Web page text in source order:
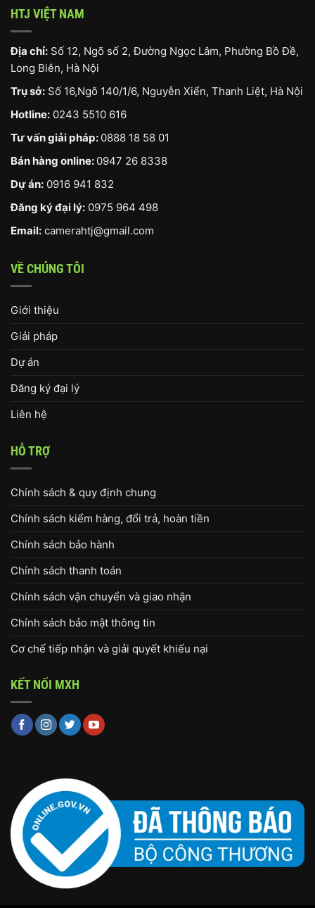
HTJ VIỆT NAM
Địa chỉ: Số 12, Ngõ số 2, Đường Ngọc Lâm, Phường Bồ Đề,
Long Biên, Hà Nội
Trụ sở: Số 16,Ngõ 140/1/6, Nguyễn Xiển, Thanh Liệt, Hà Nội
Hotline: 0243 5510 616
Tư vấn giải pháp: 0888 18 58 01
Bán hàng online: 0947 26 8338
Dự án: 0916 941 832
Đăng ký đại lý: 0975 964 498
Email: camerahtj@gmail.com
VỀ CHÚNG TÔI
Giới thiệu
Giải pháp
Dự án
Đăng ký đại lý
Liên hệ
HỖ TRỢ
Chính sách & quy định chung
Chính sách kiểm hàng, đổi trả, hoàn tiền
Chính sách bảo hành
Chính sách thanh toán
Chính sách vận chuyển và giao nhận
Chính sách bảo mật thông tin
Cơ chế tiếp nhận và giải quyết khiếu nại
KẾT NỐI MXH